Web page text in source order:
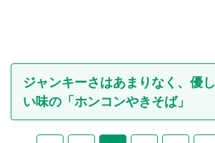
ジャンキーさはあまりなく、優し
い味の「ホンコンやきそば」